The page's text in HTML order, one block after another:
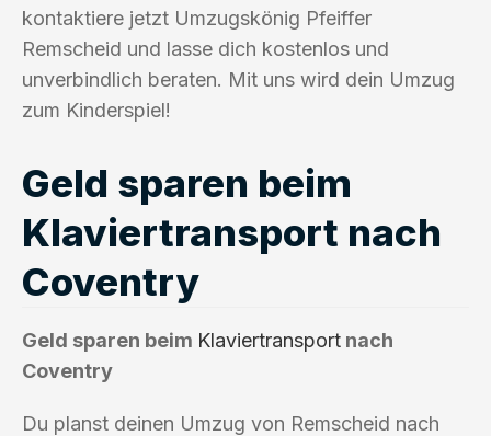
kontaktiere jetzt Umzugskönig Pfeiffer
Remscheid und lasse dich kostenlos und
unverbindlich beraten. Mit uns wird dein Umzug
zum Kinderspiel!
Geld sparen beim
Klaviertransport nach
Coventry
Geld sparen beim Klaviertransport nach
Coventry
Du planst deinen Umzug von Remscheid nach